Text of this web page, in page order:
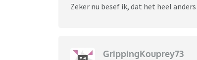
Zeker nu besef ik, dat het heel
GrippingKouprey73